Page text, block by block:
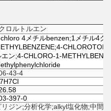
ロルトルエン
4メチルbenzen;1メチル4ク
エン;4-CHLORO-1-
43-4
397-0
リジン;分析化学;alkyl塩化物;中間